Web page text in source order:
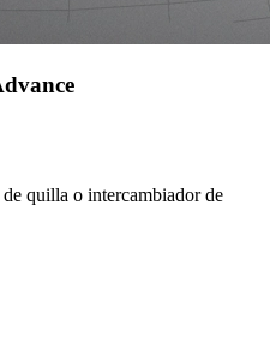
quilla o intercambiador de